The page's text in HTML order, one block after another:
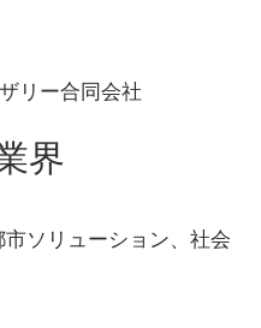
リー合同会社
界
ソリューション、社会